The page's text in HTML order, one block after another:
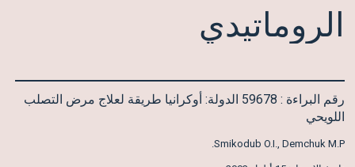
الروماتيدي
رقم البراءة : 59678 الدولة: أوكرانيا طريقة لعلاج مرض التصلب
اللويحي
Smikodub O.I., Demchuk M.P.